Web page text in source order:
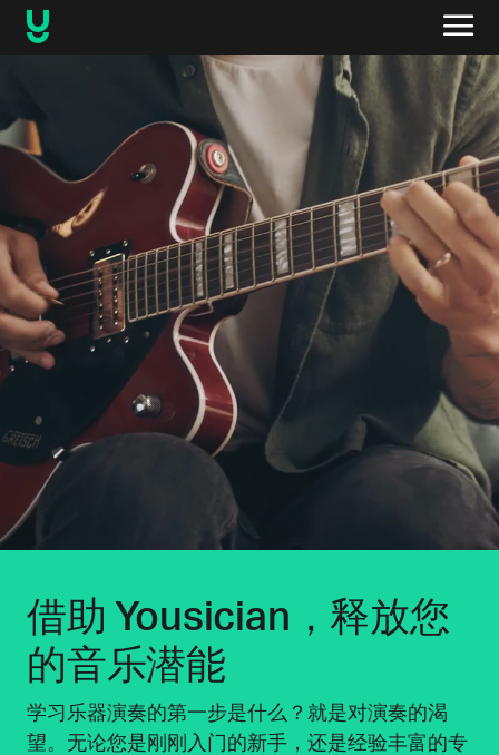
借助 Yousician，释放您
的音乐潜能
学习乐器演奏的第一步是什么？就是对演奏的渴
望。无论您是刚刚入门的新手，还是经验丰富的专